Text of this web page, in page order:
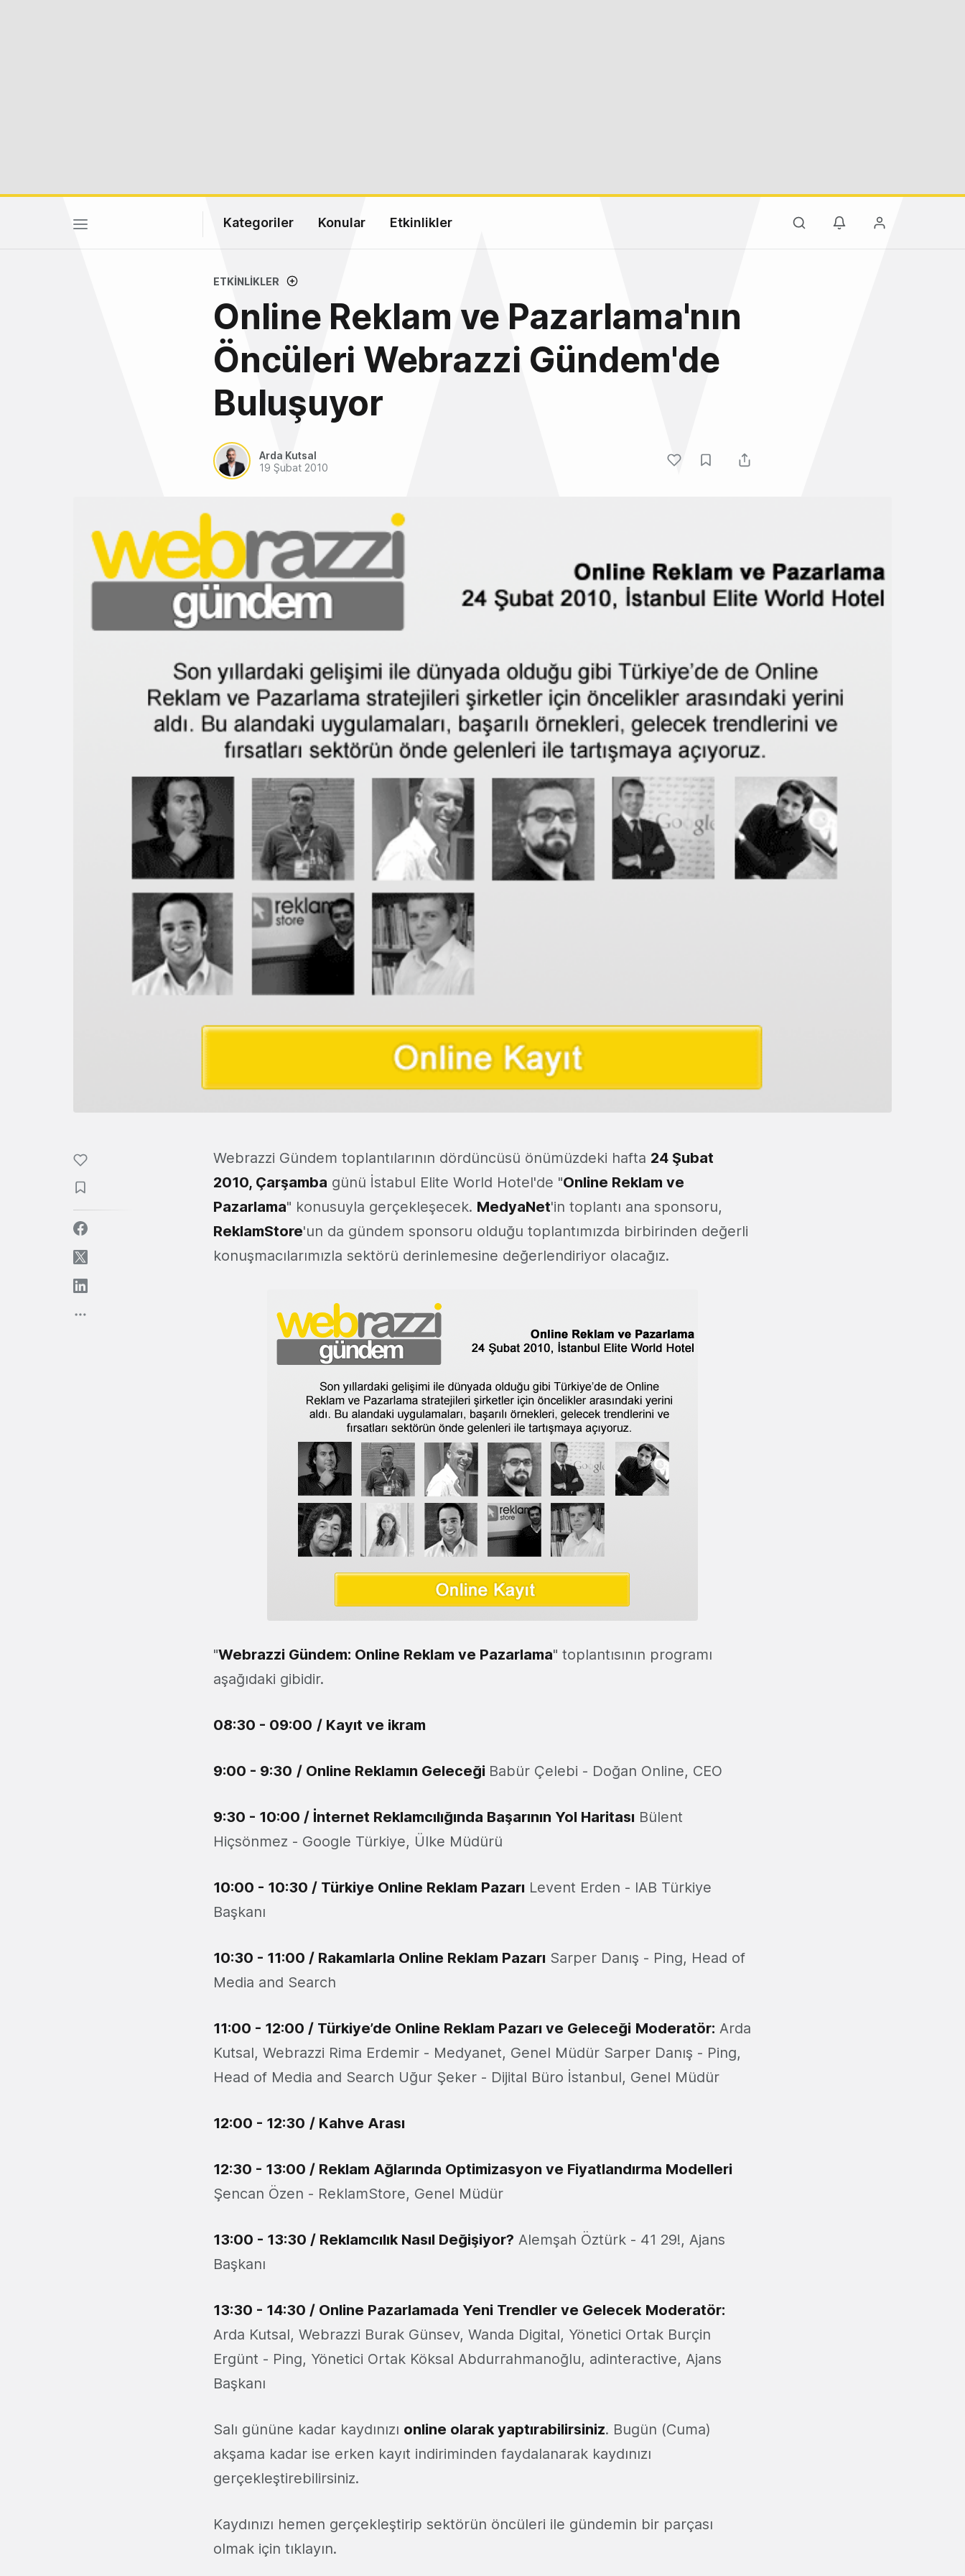
Kategoriler Konular Etkinlikler
ETKINLIKLER
Online Reklam ve Pazarlama'nın
Öncüleri Webrazzi Gündem'de
Buluşuyor
Arda Kutsal
19 Şubat 2010
Webrazzi Gündem toplantılarının dördüncüsü önümüzdeki hafta 24 Şubat
2010, Çarşamba günü İstabul Elite World Hotel'de "Online Reklam ve
Pazarlama" konusuyla gerçekleşecek. MedyaNet'in toplantı ana sponsoru,
ReklamStore'un da gündem sponsoru olduğu toplantımızda birbirinden değerli
konuşmacılarımızla sektörü derinlemesine değerlendiriyor olacağız.
"Webrazzi Gündem: Online Reklam ve Pazarlama" toplantısının programı
aşağıdaki gibidir.
08:30 - 09:00 / Kayıt ve ikram
9:00 - 9:30 / Online Reklamın Geleceği Babür Çelebi - Doğan Online, CEO
9:30 - 10:00 / İnternet Reklamcılığında Başarının Yol Haritası Bülent
Hiçsönmez - Google Türkiye, Ülke Müdürü
10:00 - 10:30 / Türkiye Online Reklam Pazarı Levent Erden - IAB Türkiye
Başkanı
10:30 - 11:00 / Rakamlarla Online Reklam Pazarı Sarper Danış - Ping, Head of
Media and Search
11:00 - 12:00 / Türkiye’de Online Reklam Pazarı ve Geleceği Moderatör: Arda
Kutsal, Webrazzi Rima Erdemir - Medyanet, Genel Müdür Sarper Danış - Ping,
Head of Media and Search Uğur Şeker - Dijital Büro İstanbul, Genel Müdür
12:00 - 12:30 / Kahve Arası
12:30 - 13:00 / Reklam Ağlarında Optimizasyon ve Fiyatlandırma Modelleri
Şencan Özen - ReklamStore, Genel Müdür
13:00 - 13:30 / Reklamcılık Nasıl Değişiyor? Alemşah Öztürk - 41 29!, Ajans
Başkanı
13:30 - 14:30 / Online Pazarlamada Yeni Trendler ve Gelecek Moderatör:
Arda Kutsal, Webrazzi Burak Günsev, Wanda Digital, Yönetici Ortak Burçin
Ergünt - Ping, Yönetici Ortak Köksal Abdurrahmanoğlu, adinteractive, Ajans
Başkanı
Salı gününe kadar kaydınızı online olarak yaptırabilirsiniz. Bugün (Cuma)
akşama kadar ise erken kayıt indiriminden faydalanarak kaydınızı
gerçekleştirebilirsiniz.
Kaydınızı hemen gerçekleştirip sektörün öncüleri ile gündemin bir parçası
olmak için tıklayın.